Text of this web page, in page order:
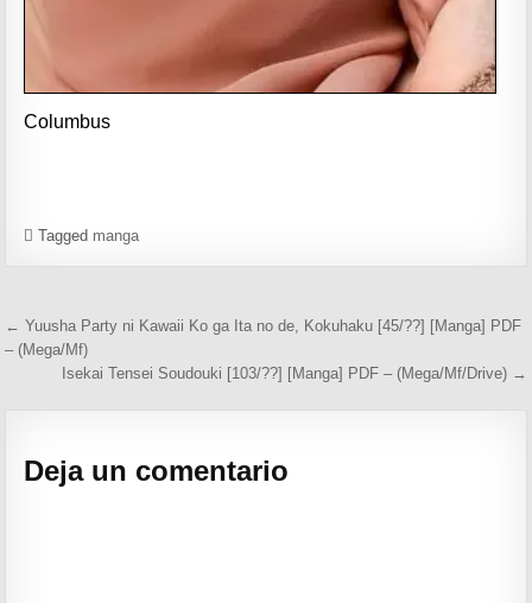
Columbus
Tagged manga
Navegación de entradas
← Yuusha Party ni Kawaii Ko ga Ita no de, Kokuhaku [45/??] [Manga] PDF
– (Mega/Mf)
Isekai Tensei Soudouki [103/??] [Manga] PDF – (Mega/Mf/Drive) →
Deja un comentario